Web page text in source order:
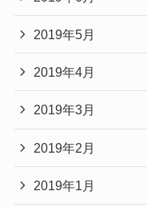
2019年5月
2019年4月
2019年3月
2019年2月
2019年1月